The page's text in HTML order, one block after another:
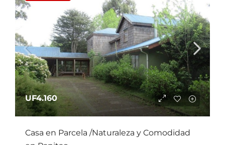
UF4.160
Casa en Parcela /Naturaleza y Comodidad